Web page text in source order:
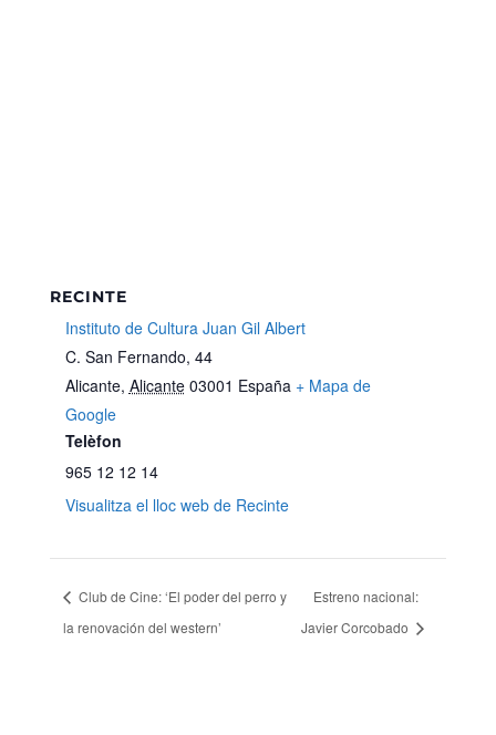
RECINTE
Instituto de Cultura Juan Gil Albert
C. San Fernando, 44
Alicante, Alicante 03001 España + Mapa de
Google
Telèfon
965 12 12 14
Visualitza el lloc web de Recinte
Club de Cine: ‘El poder del perro y
la renovación del western’
Estreno nacional:
Javier Corcobado